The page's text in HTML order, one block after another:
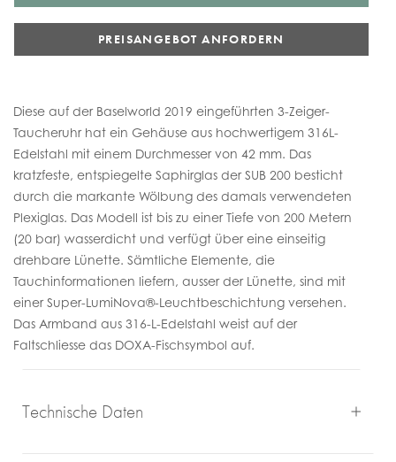
PREISANGEBOT ANFORDERN
Diese auf der Baselworld 2019 eingeführten 3-Zeiger-
Taucheruhr hat ein Gehäuse aus hochwertigem 316L-
Edelstahl mit einem Durchmesser von 42 mm. Das
kratzfeste, entspiegelte Saphirglas der SUB 200 besticht
durch die markante Wölbung des damals verwendeten
Plexiglas. Das Modell ist bis zu einer Tiefe von 200 Metern
(20 bar) wasserdicht und verfügt über eine einseitig
drehbare Lünette. Sämtliche Elemente, die
Tauchinformationen liefern, ausser der Lünette, sind mit
einer Super-LumiNova®-Leuchtbeschichtung versehen.
Das Armband aus 316-L-Edelstahl weist auf der
Faltschliesse das DOXA-Fischsymbol auf.
Technische Daten